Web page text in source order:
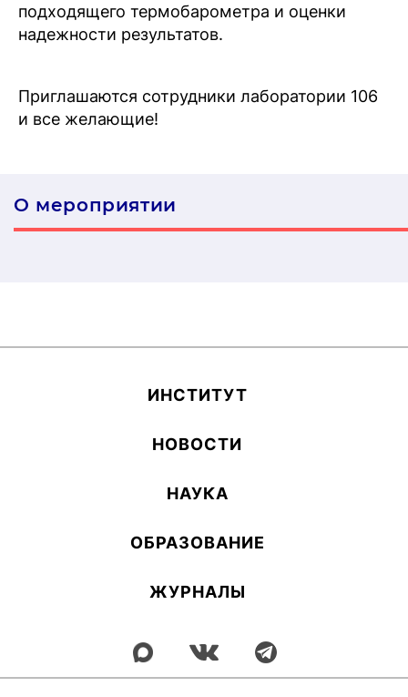
подходящего термобарометра и оценки
надежности результатов.
Приглашаются сотрудники лаборатории 106
и все желающие!
О мероприятии
ИН­СТИ­ТУТ
НОВОСТИ
НАУКА
ОБ­РА­ЗОВА­НИЕ
ЖУРНАЛЫ